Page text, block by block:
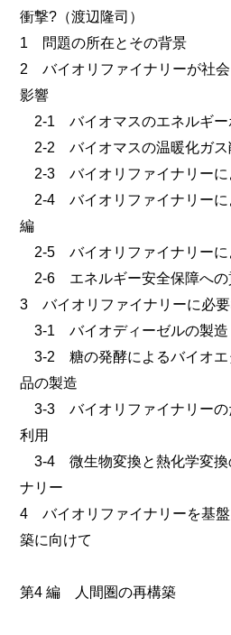
衝撃?（渡辺隆司）
1 問題の所在とその背景
2 バイオリファイナリーが社
影響
2-1 バイオマスのエネルギー
2-2 バイオマスの温暖化ガス
2-3 バイオリファイナリーに
2-4 バイオリファイナリーに
編
2-5 バイオリファイナリーに
2-6 エネルギー安全保障への
3 バイオリファイナリーに必
3-1 バイオディーゼルの製造
3-2 糖の発酵によるバイオエ
品の製造
3-3 バイオリファイナリーの
利用
3-4 微生物変換と熱化学変換
ナリー
4 バイオリファイナリーを基
築に向けて
第4 編 人間圏の再構築